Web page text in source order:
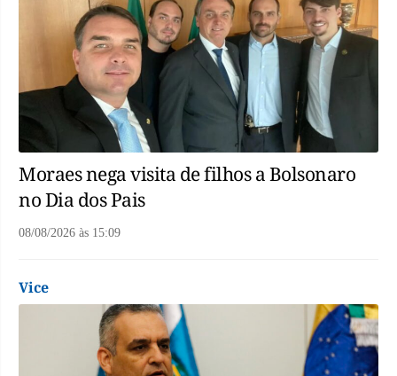
Moraes nega visita de filhos a Bolsonaro
no Dia dos Pais
08/08/2026 às 15:09
Vice